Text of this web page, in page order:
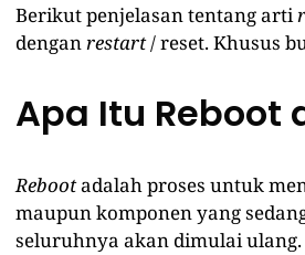
Berikut penjelasan tentang arti
denganrestart/ reset. Khusus
Apa Itu Reboot
Rebootadalah proses untuk
maupun komponen yang
seluruhnya akan dimulai ulang.